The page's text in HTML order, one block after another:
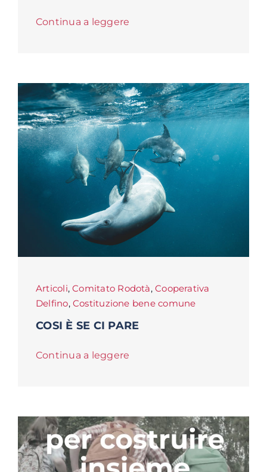
Continua a leggere
Articoli,Comitato Rodotà,Cooperativa
Delfino,Costituzione bene comune
COSI È SE CI PARE
Continua a leggere